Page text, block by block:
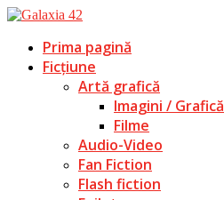
Prima pagină
Ficțiune
Artă grafică
Imagini / Grafică
Filme
Audio-Video
Fan Fiction
Flash fiction